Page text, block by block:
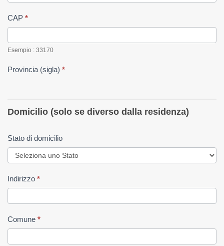
CAP *
Esempio : 33170
Provincia (sigla) *
Domicilio (solo se diverso dalla residenza)
Stato di domicilio
Indirizzo *
Comune *